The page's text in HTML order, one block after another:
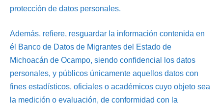
protección de datos personales.
Además, refiere, resguardar la información contenida en
él Banco de Datos de Migrantes del Estado de
Michoacán de Ocampo, siendo confidencial los datos
personales, y públicos únicamente aquellos datos con
fines estadísticos, oficiales o académicos cuyo objeto sea
la medición o evaluación, de conformidad con la